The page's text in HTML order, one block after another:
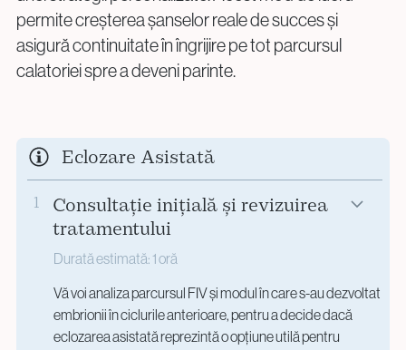
permite creșterea șanselor reale de succes și
asigură continuitate în îngrijire pe tot parcursul
calatoriei spre a deveni parinte.
Eclozare Asistată
1
Consultație inițială și revizuirea
tratamentului
Durată estimată: 1 oră
Vă voi analiza parcursul FIV și modul în care s-au dezvoltat
embrionii în ciclurile anterioare, pentru a decide dacă
eclozarea asistată reprezintă o opțiune utilă pentru